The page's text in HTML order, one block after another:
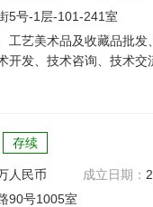
5号-1层-101-241室
工艺美术品及收藏品批
开发、技术咨询、技术
存续
人民币 成立日期：
90号1005室